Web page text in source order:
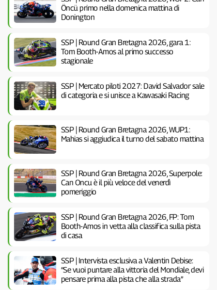
Öncü primo nella domenica mattina di
Donington
SSP | Round Gran Bretagna 2026, gara 1:
Tom Booth-Amos al primo successo
stagionale
SSP | Mercato piloti 2027: David Salvador sale
di categoria e si unisce a Kawasaki Racing
SSP | Round Gran Bretagna 2026, WUP1:
Mahias si aggiudica il turno del sabato mattina
SSP | Round Gran Bretagna 2026, Superpole:
Can Oncu è il più veloce del venerdì
pomeriggio
SSP | Round Gran Bretagna 2026, FP: Tom
Booth-Amos in vetta alla classifica sulla pista
di casa
SSP | Intervista esclusiva a Valentin Debise:
“Se vuoi puntare alla vittoria del Mondiale, devi
pensare prima alla pista che alla strada”